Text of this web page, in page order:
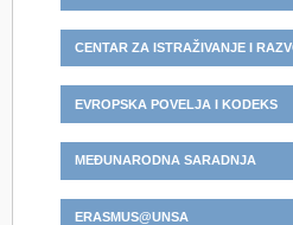
CENTAR ZA ISTRAŽIVANJE I
EVROPSKA POVELJA I KODEKS
MEĐUNARODNA SARADNJA
ERASMUS@UNSA